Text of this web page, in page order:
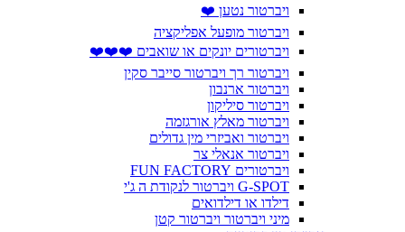
ויברטור נטען ❤️
ויברטור מופעל אפליקציה
ויברטורים יונקים או שואבים ❤️❤️❤️
ויברטור רך ויברטור סייבר סקין
ויברטור ארנבון
ויברטור סיליקון
ויברטור מאלץ אורגזמה
ויברטור ואביזרי מין גדולים
ויברטור אנאלי צר
ויברטורים FUN FACTORY
G-SPOT ויברטור לנקודת ה ג'י
דילדו או דילדואים
מיני ויברטור ויברטור קטן